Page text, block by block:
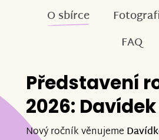
O sbírce
FAQ
Představení
2026:
Nový ročník věnujeme